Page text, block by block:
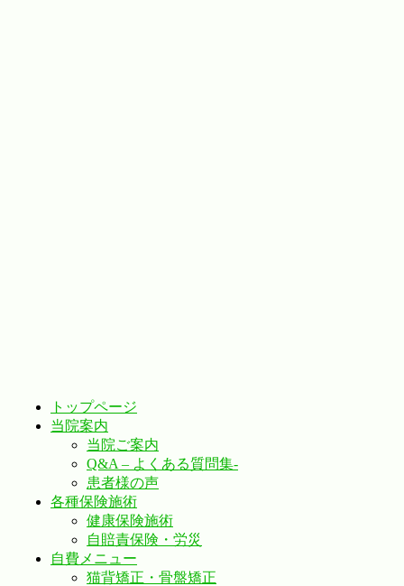
トップページ
当院案内
当院ご案内
Q&A – よくある質問集-
患者様の声
各種保険施術
健康保険施術
自賠責保険・労災
自費メニュー
猫背矯正・骨盤矯正